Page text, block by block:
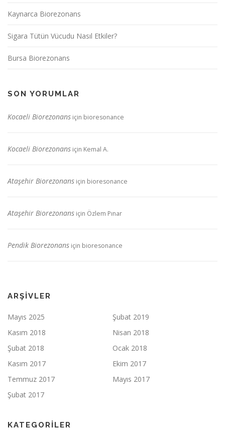
Kaynarca Biorezonans
Sigara Tütün Vücudu Nasıl Etkiler?
Bursa Biorezonans
SON YORUMLAR
Kocaeli Biorezonans için bioresonance
Kocaeli Biorezonans için Kemal A.
Ataşehir Biorezonans için bioresonance
Ataşehir Biorezonans için Özlem Pınar
Pendik Biorezonans için bioresonance
ARŞIVLER
Mayıs 2025
Şubat 2019
Kasım 2018
Nisan 2018
Şubat 2018
Ocak 2018
Kasım 2017
Ekim 2017
Temmuz 2017
Mayıs 2017
Şubat 2017
KATEGORILER